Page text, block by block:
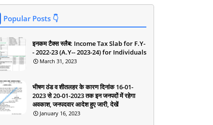
Popular Posts 👇
इनकम टैक्स स्लैब: Income Tax Slab for F.Y-
- 2022-23 (A.Y-- 2023-24) for Individuals
March 31, 2023
भीषण ठंड व शीतलहर के कारण दिनांक 16-01-
2023 से 20-01-2023 तक इन जनपदों में रहेगा
अवकाश, जनपदवार आदेश हुए जारी, देखें
January 16, 2023